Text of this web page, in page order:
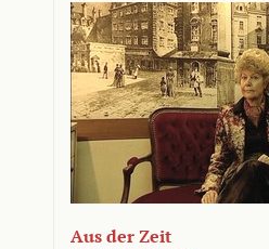
Aus der Zeit